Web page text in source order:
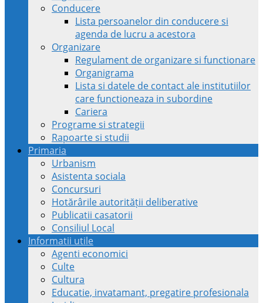
Conducere
Lista persoanelor din conducere si
agenda de lucru a acestora
Organizare
Regulament de organizare si functionare
Organigrama
Lista si datele de contact ale institutiilor
care functioneaza in subordine
Cariera
Programe si strategii
Rapoarte si studii
Primaria
Urbanism
Asistenta sociala
Concursuri
Hotărârile autorității deliberative
Publicatii casatorii
Consiliul Local
Informatii utile
Agenti economici
Culte
Cultura
Educatie, invatamant, pregatire profesionala